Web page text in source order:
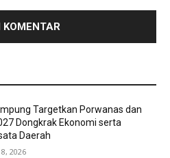
Targetkan Porwanas dan
Dongkrak Ekonomi serta
Daerah
2026